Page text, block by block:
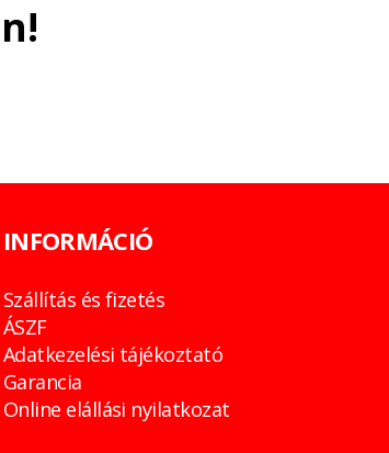
INFORMÁCIÓ
Szállítás és fizetés
ÁSZF
Adatkezelési tájékoztató
Garancia
Online elállási nyilatkozat